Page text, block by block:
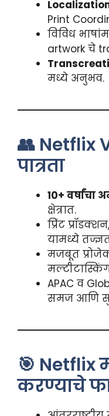
Print
विविध
artwork चे
मध्ये अनुभव.
👥 Netflix
पात्रता
10+ वर्षांचा
क्षेत्रात.
प्रिंट
यामध्ये
मजबूत
APAC व
समज आणि
🎯 Netflix
करण्याचे